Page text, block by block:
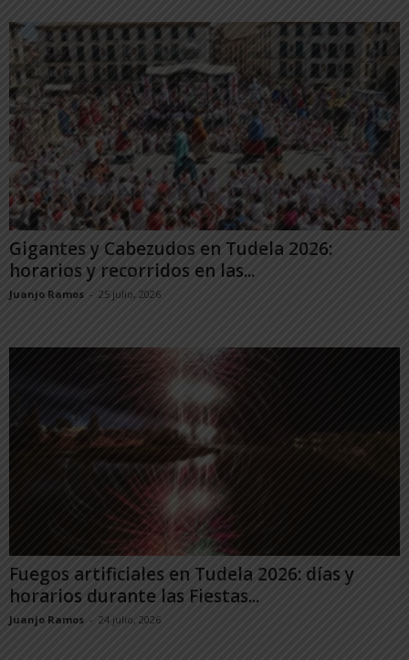
Gigantes y Cabezudos en Tudela 2026:
horarios y recorridos en las...
Juanjo Ramos - 25 julio, 2026
Fuegos artificiales en Tudela 2026: días y
horarios durante las Fiestas...
Juanjo Ramos - 24 julio, 2026